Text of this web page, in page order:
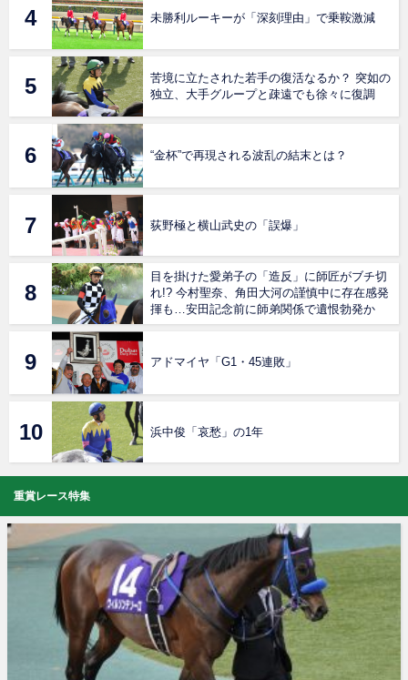
未勝利ルーキーが「深刻理由」で乗鞍激減
苦境に立たされた若手の復活なるか？ 突如の
独立、大手グループと疎遠でも徐々に復調
“金杯”で再現される波乱の結末とは？
荻野極と横山武史の「誤爆」
目を掛けた愛弟子の「造反」に師匠がブチ切
れ!? 今村聖奈、角田大河の謹慎中に存在感発
揮も…安田記念前に師弟関係で遺恨勃発か
アドマイヤ「G1・45連敗」
浜中俊「哀愁」の1年
重賞レース特集